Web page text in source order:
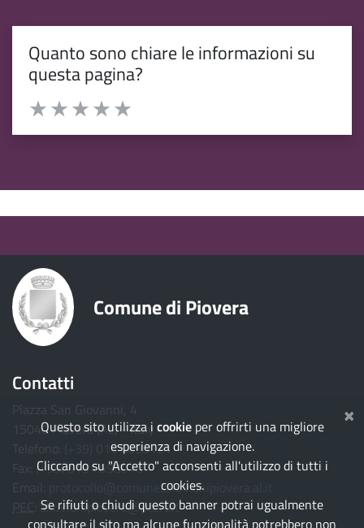
Questo sito utilizza i cookieper offrirti una migliore
esperienza di navigazione.
Cliccando su "Accetto" acconsenti all'utilizzo di tutti i
cookies.
Se rifiuti o chiudi questo banner potrai ugualmente
consultare il sito ma alcune funzionalità potrebbero non
×
Quanto sono chiare le informazioni su
questa pagina?
Valuta da 1 a 5 stelle la pagina
Comune di Piovera
Contatti
15040 Piovera (AL) - Italy
(+39) 0131.698121
(+39) 0131.698070
protocollo@comune.alluvionipiovera.al.it
alluvionipiovera@pcert.it